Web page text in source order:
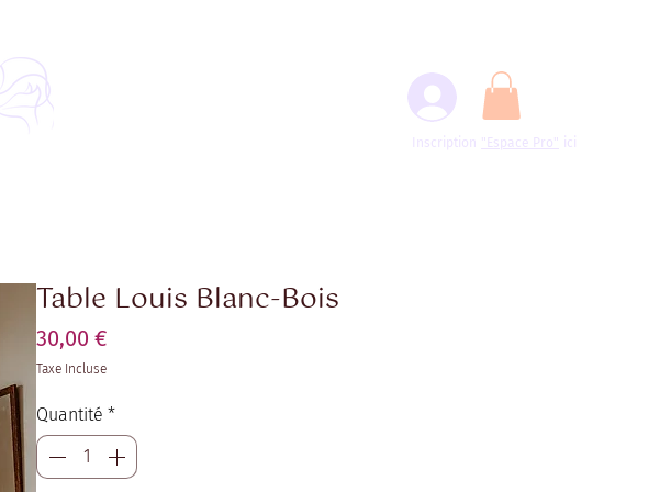
Inscription "Espace Pro" ici
Table Louis Blanc-Bois
30,00 €
Taxe Incluse
Quantité *